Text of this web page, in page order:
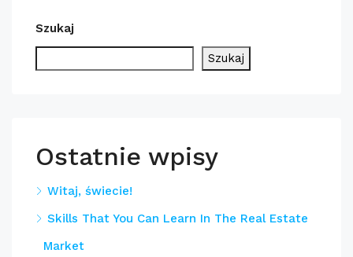
Szukaj
Szukaj
Ostatnie wpisy
Witaj, świecie!
Skills That You Can Learn In The Real Estate
Market